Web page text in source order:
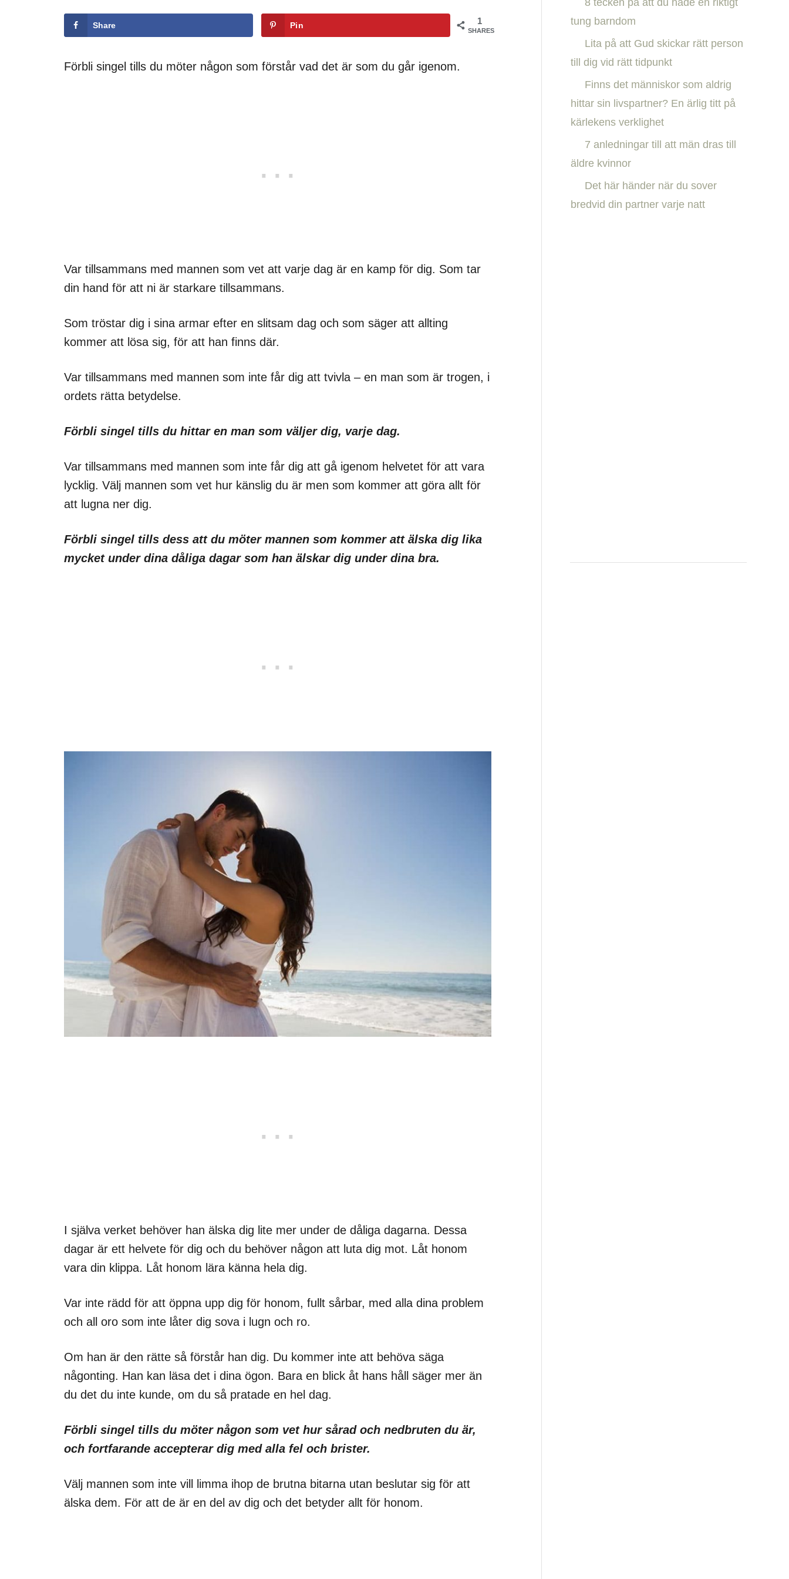
1
SHARES
Share Pin
Förbli singel tills du möter någon som förstår vad det är som du går igenom.
Var tillsammans med mannen som vet att varje dag är en kamp för dig. Som tar
din hand för att ni är starkare tillsammans.
Som tröstar dig i sina armar efter en slitsam dag och som säger att allting
kommer att lösa sig, för att han finns där.
Var tillsammans med mannen som inte får dig att tvivla – en man som är trogen, i
ordets rätta betydelse.
Förbli singel tills du hittar en man som väljer dig, varje dag.
Var tillsammans med mannen som inte får dig att gå igenom helvetet för att vara
lycklig. Välj mannen som vet hur känslig du är men som kommer att göra allt för
att lugna ner dig.
Förbli singel tills dess att du möter mannen som kommer att älska dig lika
mycket under dina dåliga dagar som han älskar dig under dina bra.
I själva verket behöver han älska dig lite mer under de dåliga dagarna. Dessa
dagar är ett helvete för dig och du behöver någon att luta dig mot. Låt honom
vara din klippa. Låt honom lära känna hela dig.
Var inte rädd för att öppna upp dig för honom, fullt sårbar, med alla dina problem
och all oro som inte låter dig sova i lugn och ro.
Om han är den rätte så förstår han dig. Du kommer inte att behöva säga
någonting. Han kan läsa det i dina ögon. Bara en blick åt hans håll säger mer än
du det du inte kunde, om du så pratade en hel dag.
Förbli singel tills du möter någon som vet hur sårad och nedbruten du är,
och fortfarande accepterar dig med alla fel och brister.
Välj mannen som inte vill limma ihop de brutna bitarna utan beslutar sig för att
älska dem. För att de är en del av dig och det betyder allt för honom.
f
r
8 tecken på att du hade en riktigt
tung barndom
Lita på att Gud skickar rätt person
till dig vid rätt tidpunkt
Finns det människor som aldrig
hittar sin livspartner? En ärlig titt på
kärlekens verklighet
7 anledningar till att män dras till
äldre kvinnor
Det här händer när du sover
bredvid din partner varje natt